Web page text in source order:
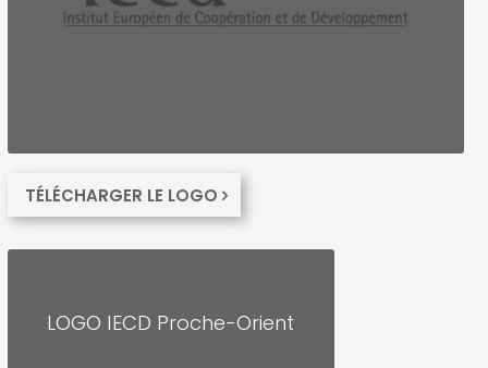
TÉLÉCHARGER LE LOGO
LOGO IECD Proche-Orient